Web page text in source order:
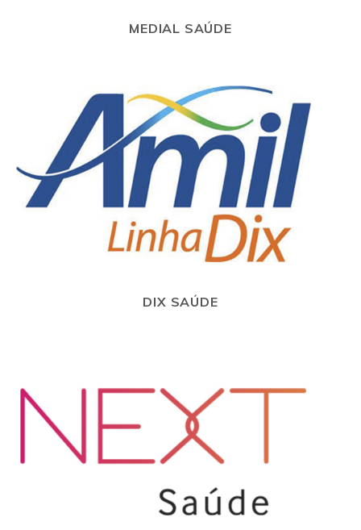
MEDIAL SAÚDE
DIX SAÚDE